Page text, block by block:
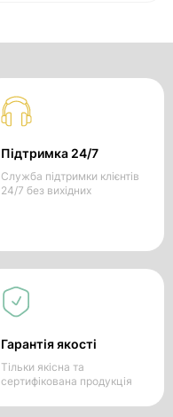
Підтримка 24/7
Служба підтримки клієнтів
24/7 без вихідних
Гарантія якості
Тільки якісна та
сертифікована продукція